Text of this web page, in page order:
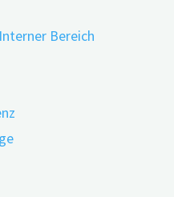
Bereichwie zum
sind derzeit
betroffen.
Sichuan University in
in Schweden
der
Körperfett) und dem